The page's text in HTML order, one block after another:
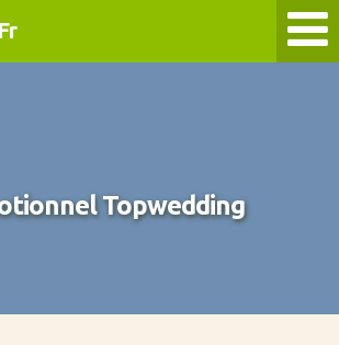
Topwedding